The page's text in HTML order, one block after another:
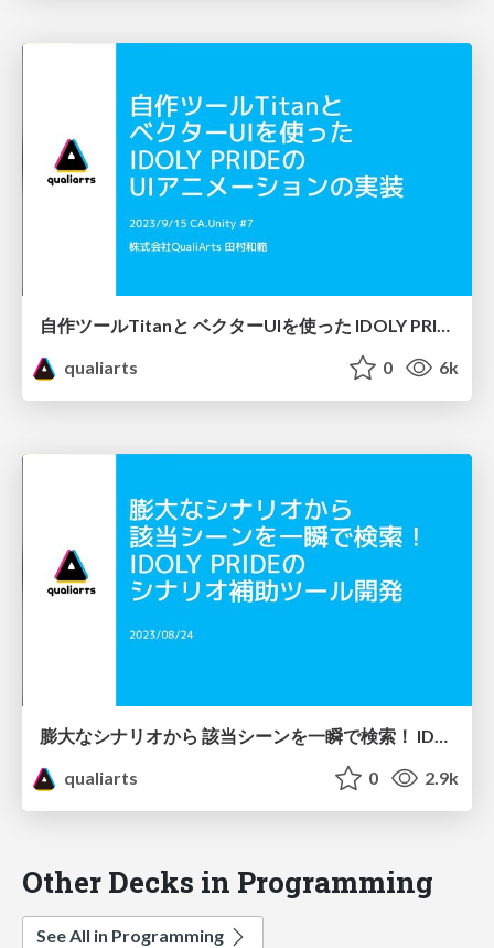
自作ツールTitanと ベクターUIを使った IDOLY PRIDEの UIアニメーションの実装
qualiarts
0 6k
膨大なシナリオから 該当シーンを一瞬で検索！ IDOLY PRIDEの シナリオ補助ツール開発
qualiarts
0 2.9k
Other Decks in Programming
See All in Programming